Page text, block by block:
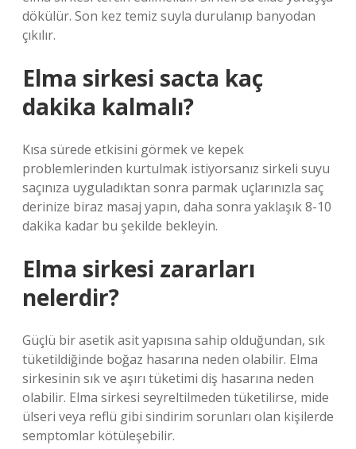
dökülür. Son kez temiz suyla durulanıp banyodan
çıkılır.
Elma sirkesi sacta kaç
dakika kalmalı?
Kısa sürede etkisini görmek ve kepek
problemlerinden kurtulmak istiyorsanız sirkeli suyu
saçınıza uyguladıktan sonra parmak uçlarınızla saç
derinize biraz masaj yapın, daha sonra yaklaşık 8-10
dakika kadar bu şekilde bekleyin.
Elma sirkesi zararları
nelerdir?
Güçlü bir asetik asit yapısına sahip olduğundan, sık
tüketildiğinde boğaz hasarına neden olabilir. Elma
sirkesinin sık ve aşırı tüketimi diş hasarına neden
olabilir. Elma sirkesi seyreltilmeden tüketilirse, mide
ülseri veya reflü gibi sindirim sorunları olan kişilerde
semptomlar kötüleşebilir.